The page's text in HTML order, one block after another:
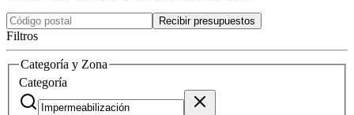
Recibir presupuestos
Filtros
Categoría y Zona
Categoría